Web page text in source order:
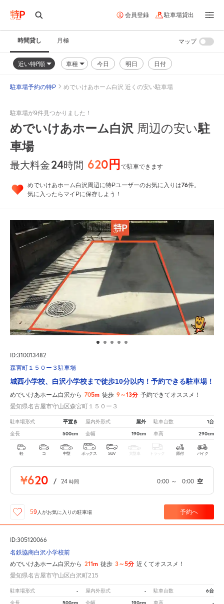
会員登録 駐車場貸出
時間貸し 月極
近い特P順 車種 今日 明日 日付
マップ
駐車場予約の特P めでいけあホーム白沢 近くの安い駐車場
駐車場が9件見つかりました！
めでいけあホーム白沢 周辺の安い駐
車場
最大料金24時間 620円で駐車できます
めでいけあホーム白沢周辺に特Pユーザーのお気に入りは76件。
気に入ったらマイPに保存しよう！
ID:310013482
森宮町１５０ー３駐車場
城西小学校、白沢小学校まで徒歩10分以内！予約できる駐車場！
めでいけあホーム白沢から 705m 徒歩 9～13分 予約できてオススメ！
愛知県名古屋市守山区森宮町１５０ー３
駐車場形式 平置き 屋内外形式 屋外 駐車台数 1台
全長 500cm 全幅 190cm 車高 290cm
軽 コ 中型 ボックス SUV 大型車 トラック 原付 バイク
¥620 / 24 時間 0:00 ～ 0:00 空
59 人がお気に入りの駐車場 予約へ
ID:305120066
名鉄協商白沢小学校前
めでいけあホーム白沢から 211m 徒歩 3～5分 近くてオススメ！
愛知県名古屋市守山区白沢町215
駐車場形式 - 屋内外形式 - 駐車台数 6台
全長 全幅 車高